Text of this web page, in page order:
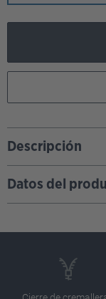
Descripción
Datos del